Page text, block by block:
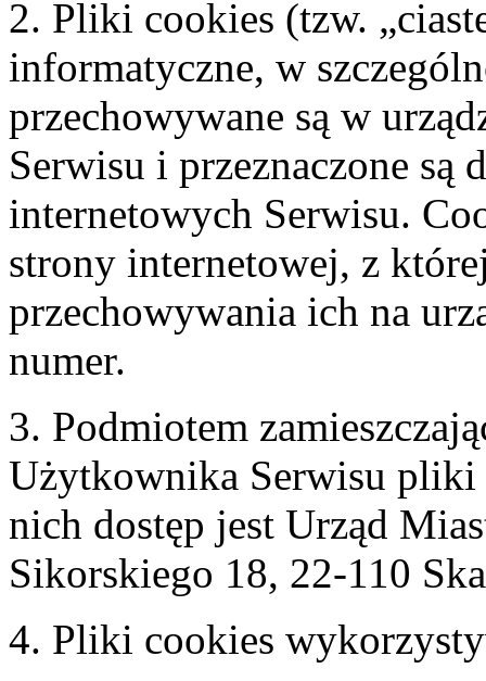
2. Pliki cookies (tzw.
informatyczne, w
przechowywane są w
Serwisu i przeznaczone są
internetowych Serwisu.
strony internetowej, z
przechowywania ich na
numer.
3. Podmiotem
Użytkownika Serwisu pliki
nich dostęp jest Urząd
Sikorskiego 18, 22-110
4. Pliki cookies